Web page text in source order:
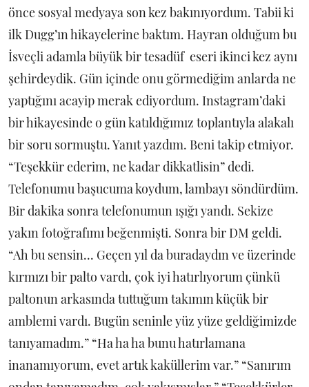
önce sosyal medyaya son kez bakınıyordum. Tabii ki
ilk Dugg’ın hikayelerine baktım. Hayran olduğum bu
İsveçli adamla büyük bir tesadüf eseri ikinci kez aynı
şehirdeydik. Gün içinde onu görmediğim anlarda ne
yaptığını acayip merak ediyordum. Instagram’daki
bir hikayesinde o gün katıldığımız toplantıyla alakalı
bir soru sormuştu. Yanıt yazdım. Beni takip etmiyor.
“Teşekkür ederim, ne kadar dikkatlisin” dedi.
Telefonumu başucuma koydum, lambayı söndürdüm.
Bir dakika sonra telefonumun ışığı yandı. Sekize
yakın fotoğrafımı beğenmişti. Sonra bir DM geldi.
“Ah bu sensin... Geçen yıl da buradaydın ve üzerinde
kırmızı bir palto vardı, çok iyi hatırlıyorum çünkü
paltonun arkasında tuttuğum takımın küçük bir
amblemi vardı. Bugün seninle yüz yüze geldiğimizde
tanıyamadım.” “Ha ha ha bunu hatırlamana
inanamıyorum, evet artık kaküllerim var.” “Sanırım